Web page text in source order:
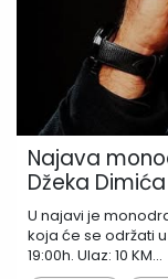
Najava
Džeka Dimića
U najavi je
koja će se održati u
19:00h. Ulaz: 10 KM...